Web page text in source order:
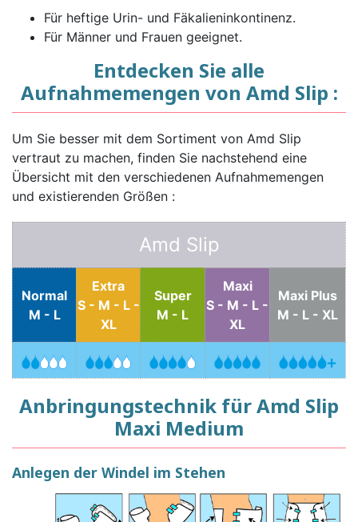
Für heftige Urin- und Fäkalieninkontinenz.
Für Männer und Frauen geeignet.
Entdecken Sie alle
Aufnahmemengen von Amd Slip :
Um Sie besser mit dem Sortiment von Amd Slip
vertraut zu machen, finden Sie nachstehend eine
Übersicht mit den verschiedenen Aufnahmemengen
und existierenden Größen :
Amd Slip
Normal
M - L
Extra
S - M - L -
XL
Super
M - L
Maxi
S - M - L -
XL
Maxi Plus
M - L - XL
Anbringungstechnik für Amd Slip
Maxi Medium
Anlegen der Windel im Stehen